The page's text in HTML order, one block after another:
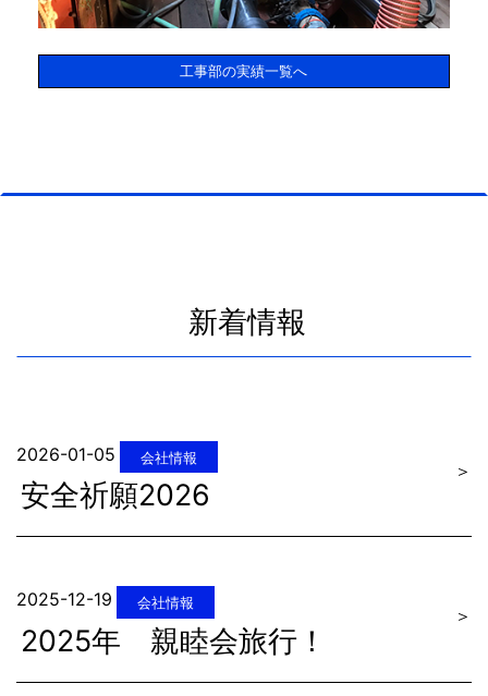
工事部の実績一覧へ
新着情報
2026-01-05 会社情報
安全祈願2026
＞
2025-12-19 会社情報
2025年 親睦会旅行！
＞